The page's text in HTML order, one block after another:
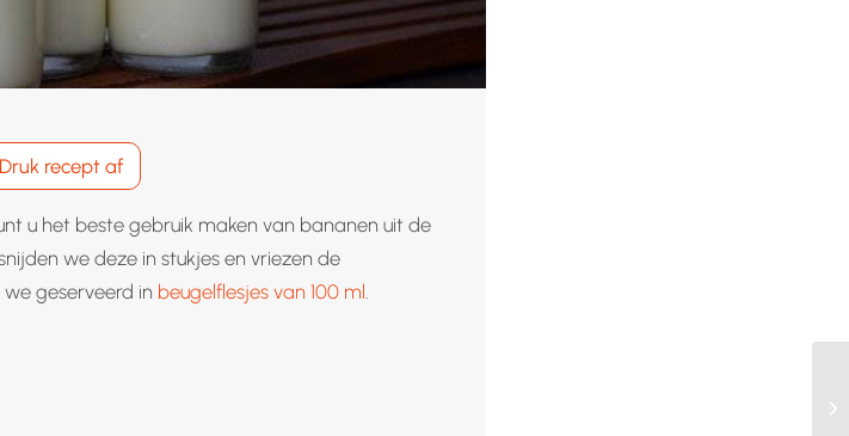
Druk recept af
u het beste gebruik maken van bananen uit de
we deze in stukjes en vriezen de
geserveerd in beugelflesjes van 100 ml.